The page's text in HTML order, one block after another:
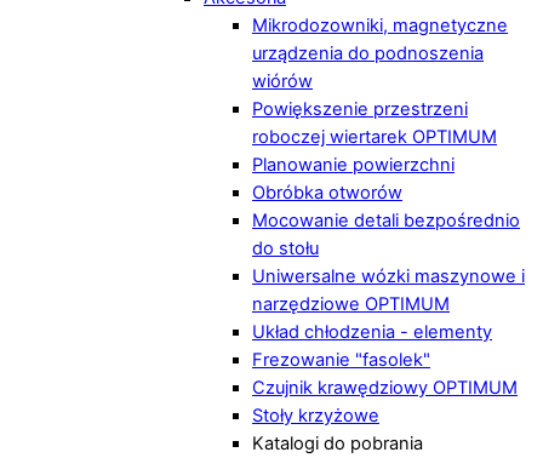
Mikrodozowniki, magnetyczne
urządzenia do podnoszenia
wiórów
Powiększenie przestrzeni
roboczej wiertarek OPTIMUM
Planowanie powierzchni
Obróbka otworów
Mocowanie detali bezpośrednio
do stołu
Uniwersalne wózki maszynowe i
narzędziowe OPTIMUM
Układ chłodzenia - elementy
Frezowanie "fasolek"
Czujnik krawędziowy OPTIMUM
Stoły krzyżowe
Katalogi do pobrania